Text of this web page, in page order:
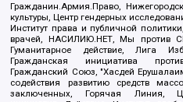
Гражданин.Армия.Право,
культуры, Центр гендерных
Институт права и публичной
врачей, НАСИЛИЮ.НЕТ, Мы против
Гуманитарное действие, Лига
Гражданская инициатива
Гражданский Союз, "Хасдей
содействия развитию средств
заключенных, Горячая Линия,